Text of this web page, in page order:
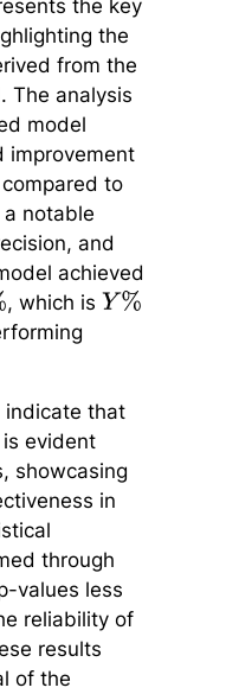
the key
the
from the
The analysis
model
improvement
to
notable
and
achieved
, which is Y%
indicate that
is evident
showcasing
in
through
values less
reliability of
results
of the